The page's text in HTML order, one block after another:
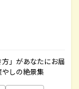
」があなたにお届
しの絶景集